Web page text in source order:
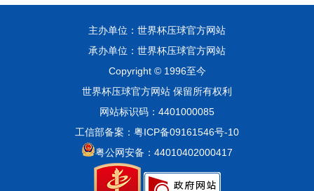
主办单位：世界杯压球官方网站
承办单位：世界杯压球官方网站
Copyright © 1996至今
世界杯压球官方网站 保留所有权利
网站标识码：4401000085
工信部备案：粤ICP备09161546号-10
粤公网安备：44010402000417